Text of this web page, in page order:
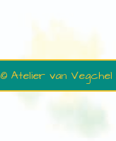
© Atelier van Vegchel